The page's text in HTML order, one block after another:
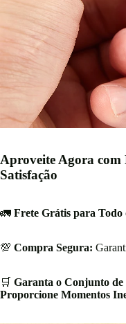
Aproveite Agora com
Satisfação
🚛 Frete Grátis para Todo
💯 Compra Segura:
🛒 Garanta o Conjunto de
Proporcione Momentos